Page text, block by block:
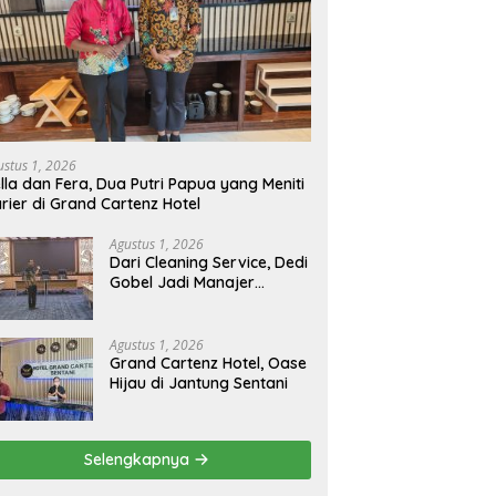
1, 2026
dan Fera, Dua Putri Papua yang Meniti
di Grand Cartenz Hotel
Agustus 1, 2026
Dari Cleaning Service, Dedi
Gobel Jadi Manajer
Agustus 1, 2026
Grand Cartenz Hotel, Oase
Hijau di Jantung Sentani
Selengkapnya